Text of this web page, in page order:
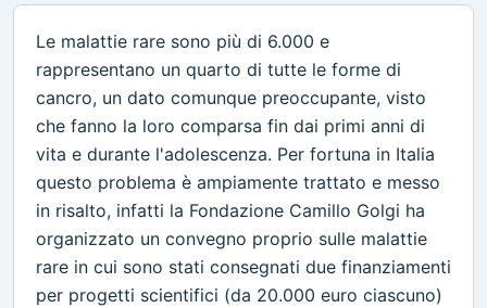
Le malattie rare sono più di 6.000 e
rappresentano un quarto di tutte le forme di
cancro, un dato comunque preoccupante, visto
che fanno la loro comparsa fin dai primi anni di
vita e durante l'adolescenza. Per fortuna in Italia
questo problema è ampiamente trattato e messo
in risalto, infatti la Fondazione Camillo Golgi ha
organizzato un convegno proprio sulle malattie
rare in cui sono stati consegnati due finanziamenti
per progetti scientifici (da 20.000 euro ciascuno)